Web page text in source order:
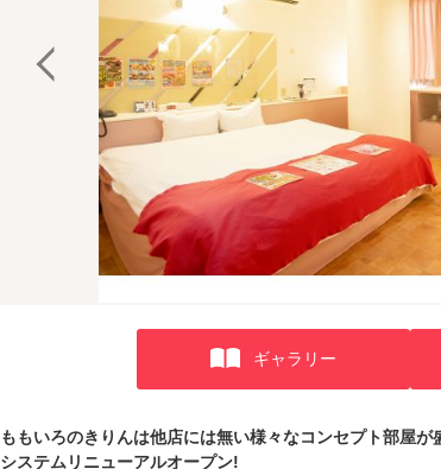
ギャラリー
ももいろのきりんは他店には無い様々なコンセプト部屋が
システムリニューアルオープン!